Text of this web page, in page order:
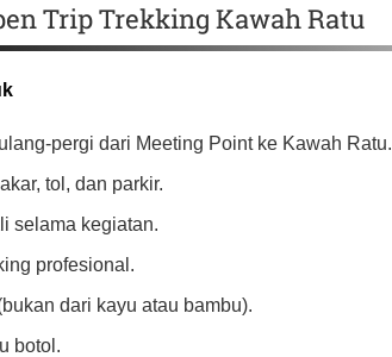
Trip Trekking Kawah Ratu
pergi dari Meeting Point ke Kawah Ratu.
tol, dan parkir.
selama kegiatan.
profesional.
dari kayu atau bambu).
botol.